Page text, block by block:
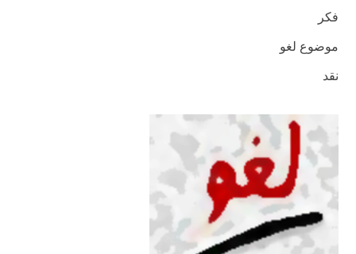
فكر
موضوع لغو
نقد